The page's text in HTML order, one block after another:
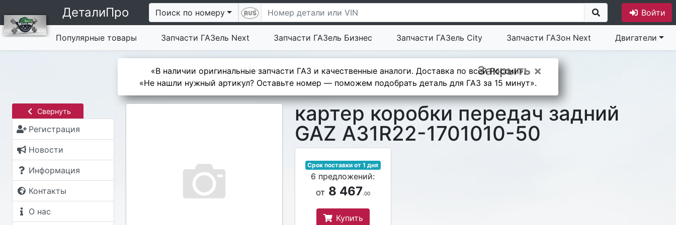
ДеталиПро Поиск по номеру Войти
Популярные товары Запчасти ГАЗель Next Запчасти ГАЗель Бизнес Запчасти ГАЗель City Запчасти ГАЗон Next Двигатели
Закрыть ×
«В наличии оригинальные запчасти ГАЗ и качественные аналоги. Доставка по всей России».
«Не нашли нужный артикул? Оставьте номер — поможем подобрать деталь для ГАЗ за 15 минут».
Свернуть
Регистрация
Новости
Информация
Контакты
О нас
картер коробки передач задний
GAZ A31R22-1701010-50
Срок поставки от 1 дня
6 предложений:
от 8 467.00
Купить